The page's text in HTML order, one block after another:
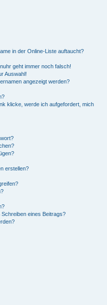
in der Online-Liste auftaucht?
geht immer noch falsch!
Auswahl!
angezeigt werden?
klicke, werde ich aufgefordert, mich
erstellen?
Schreiben eines Beitrags?